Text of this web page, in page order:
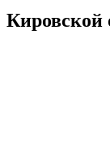
Кировской